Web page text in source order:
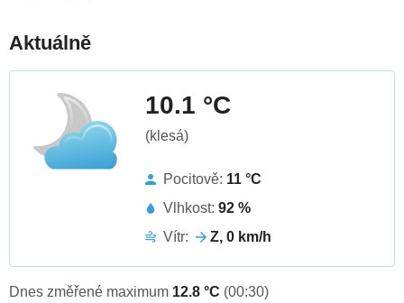
Aktuálně
10.1 °C
(klesá)
Pocitově: 11 °C
Vlhkost: 92 %
Vítr:
Z, 0 km/h
Dnes změřené maximum 12.8 °C (00:30)